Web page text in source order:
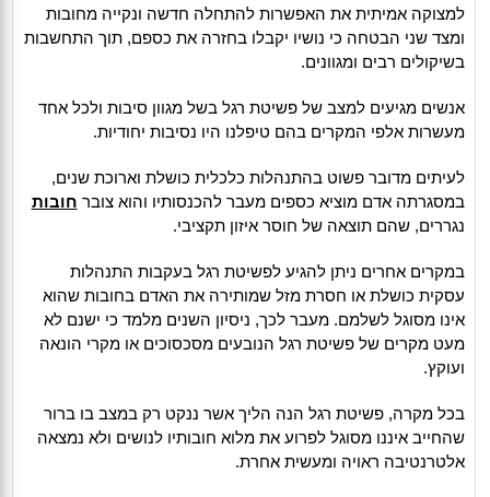
למצוקה אמיתית את האפשרות להתחלה חדשה ונקייה מחובות
ומצד שני הבטחה כי נושיו יקבלו בחזרה את כספם, תוך התחשבות
בשיקולים רבים ומגוונים.
אנשים מגיעים למצב של פשיטת רגל בשל מגוון סיבות ולכל אחד
מעשרות אלפי המקרים בהם טיפלנו היו נסיבות יחודיות.
לעיתים מדובר פשוט בהתנהלות כלכלית כושלת וארוכת שנים,
במסגרתה אדם מוציא כספים מעבר להכנסותיו והוא צובר חובות
נגררים, שהם תוצאה של חוסר איזון תקציבי.
במקרים אחרים ניתן להגיע לפשיטת רגל בעקבות התנהלות
עסקית כושלת או חסרת מזל שמותירה את האדם בחובות שהוא
אינו מסוגל לשלמם. מעבר לכך, ניסיון השנים מלמד כי ישנם לא
מעט מקרים של פשיטת רגל הנובעים מסכסוכים או מקרי הונאה
ועוקץ.
בכל מקרה, פשיטת רגל הנה הליך אשר ננקט רק במצב בו ברור
שהחייב איננו מסוגל לפרוע את מלוא חובותיו לנושים ולא נמצאה
אלטרנטיבה ראויה ומעשית אחרת.